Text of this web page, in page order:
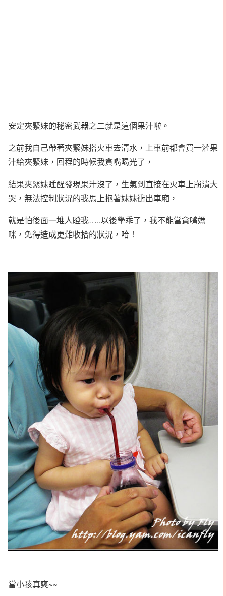
安定夾緊妹的秘密武器之二就是這個果汁啦。
之前我自己帶著夾緊妹搭火車去清水，上車前都會買一灌果
汁給夾緊妹，回程的時候我貪嘴喝光了，
結果夾緊妹睡醒發現果汁沒了，生氣到直接在火車上崩潰大
哭，無法控制狀況的我馬上抱著妹妹衝出車廂，
就是怕後面一堆人瞪我…..以後學乖了，我不能當貪嘴媽
咪，免得造成更難收拾的狀況，哈！
當小孩真爽~~